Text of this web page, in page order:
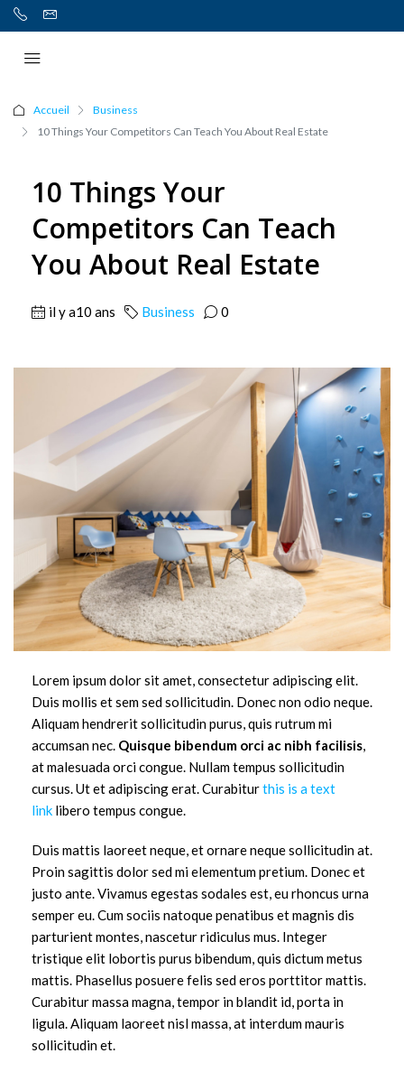
Accueil
Business
10 Things Your Competitors Can Teach You About Real Estate
10 Things Your
Competitors Can Teach
You About Real Estate
il y a10 ans Business 0
Lorem ipsum dolor sit amet, consectetur adipiscing elit.
Duis mollis et sem sed sollicitudin. Donec non odio neque.
Aliquam hendrerit sollicitudin purus, quis rutrum mi
accumsan nec. Quisque bibendum orci ac nibh facilisis
at malesuada orci congue. Nullam tempus sollicitudin
cursus. Ut et adipiscing erat. Curabiturthis is a text
link libero tempus congue.
Duis mattis laoreet neque, et ornare neque sollicitudin at.
Proin sagittis dolor sed mi elementum pretium. Donec et
justo ante. Vivamus egestas sodales est, eu rhoncus urna
semper eu. Cum sociis natoque penatibus et magnis dis
parturient montes, nascetur ridiculus mus. Integer
tristique elit lobortis purus bibendum, quis dictum metus
mattis. Phasellus posuere felis sed eros porttitor mattis.
Curabitur massa magna, tempor in blandit id, porta in
ligula. Aliquam laoreet nisl massa, at interdum mauris
sollicitudin et.